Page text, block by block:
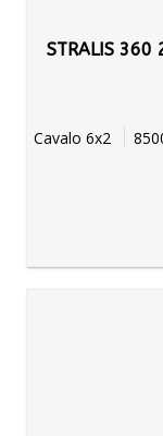
STRALIS
Cavalo 6x2